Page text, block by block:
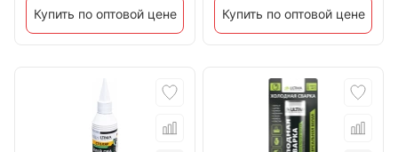
Купить по оптовой цене Купить по оптовой цене